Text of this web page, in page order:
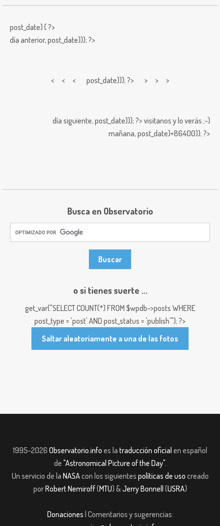
post_date) { ?>
día anterior,post_date))); ?>
< < < post_date))); ?> > > >
día siguiente,post_date))); ?> visitanos y lo verás ;-)
mañana,post_date)+86400)); ?>
Busca en Observatorio
o si tienes suerte ...
get_var("SELECT COUNT(*) FROM $wpdb->posts WHERE
post_type = 'post' AND post_status = 'publish'"); ?>
Saltar aleatoriamente a una de las fotos
1995-2026 Observatorio.info es la traducción oficial en español
de "Astronomical Picture of the Day".
Un servicio de la NASAcon los siguientes políticas de uso creado
porRobert Nemiroff(MTU) &Jerry Bonnell (USRA)
Donaciones | Comentarios y sugerencias: